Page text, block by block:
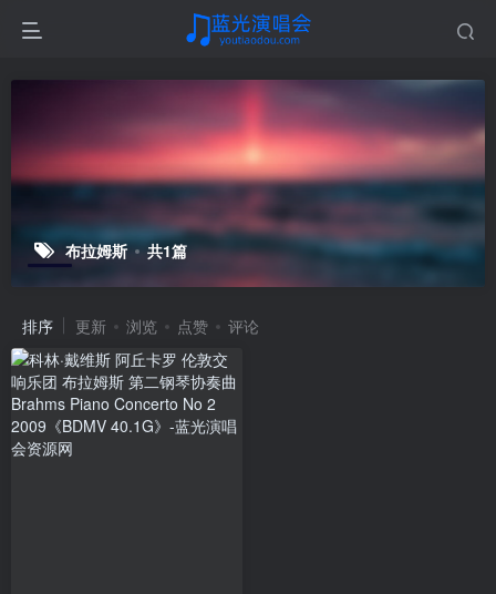
布拉姆斯 共1篇
排序 更新 浏览 点赞 评论